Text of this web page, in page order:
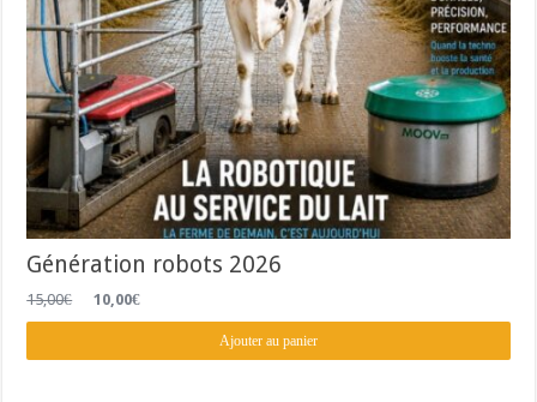
Génération robots 2026
15,00€ 10,00€
Ajouter au panier